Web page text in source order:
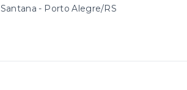
Santana - Porto Alegre/RS